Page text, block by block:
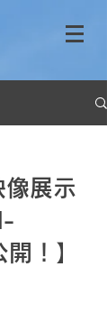
像展示
！】